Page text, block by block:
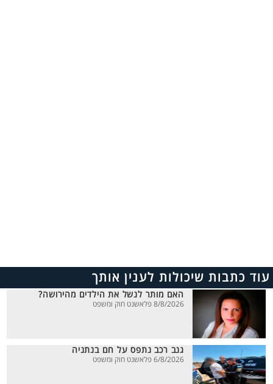
עוד כתבות שיכולות לענין אותך
האם מותר לנשל את הילדים מהירושה?
8/8/2026 פלאשנט חוק ומשפט
גנב רכב נתפס על חם בנתניה
6/8/2026 פלאשנט חוק ומשפט